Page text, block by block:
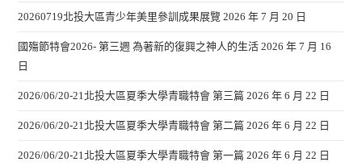
20260719北投大區青少年美里參訓成果展覽 2026 年 7 月 20 日
國殤節特會2026- 第三週 為著新的復興之神人的生活 2026 年 7 月 16
日
2026/06/20-21北投大區夏季大學青職特會 第三篇 2026 年 6 月 22 日
2026/06/20-21北投大區夏季大學青職特會 第二篇 2026 年 6 月 22 日
2026/06/20-21北投大區夏季大學青職特會 第一篇 2026 年 6 月 22 日